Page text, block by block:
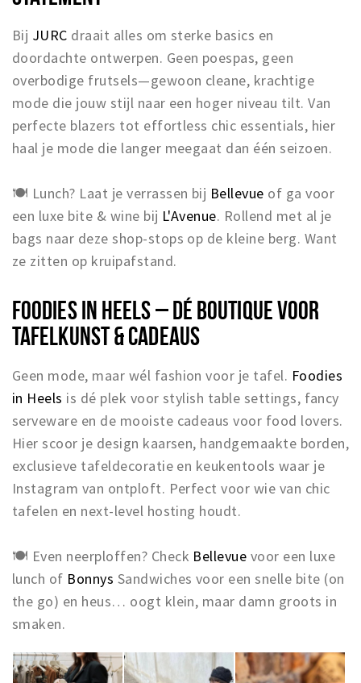
Bij JURC draait alles om sterke basics en
doordachte ontwerpen. Geen poespas, geen
overbodige frutsels—gewoon cleane, krachtige
mode die jouw stijl naar een hoger niveau tilt. Van
perfecte blazers tot effortless chic essentials, hier
haal je mode die langer meegaat dan één seizoen.
🍽 Lunch? Laat je verrassen bij Bellevue of ga voor
een luxe bite & wine bij L'Avenue. Rollend met al je
bags naar deze shop-stops op de kleine berg. Want
ze zitten op kruipafstand.
FOODIES IN HEELS – DÉ BOUTIQUE VOOR
TAFELKUNST & CADEAUS
Geen mode, maar wél fashion voor je tafel. Foodies
in Heels is dé plek voor stylish table settings, fancy
serveware en de mooiste cadeaus voor food lovers.
Hier scoor je design kaarsen, handgemaakte borden,
exclusieve tafeldecoratie en keukentools waar je
Instagram van ontploft. Perfect voor wie van chic
tafelen en next-level hosting houdt.
🍽 Even neerploffen? Check Bellevue voor een luxe
lunch of Bonnys Sandwiches voor een snelle bite (on
the go) en heus… oogt klein, maar damn groots in
smaken.